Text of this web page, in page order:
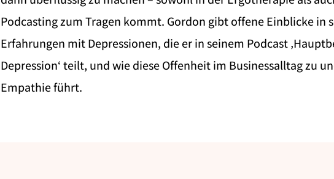
Podcasting zum Tragen kommt. Gordon gibt offene Einblicke in
Erfahrungen mit Depressionen, die er in seinem Podcast
Depression‘ teilt, und wie diese Offenheit im Businessalltag zu
Empathie führt.